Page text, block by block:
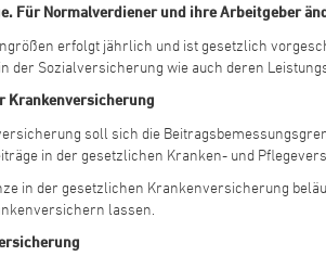
Für Normalverdiener und ihre Arbeitgeber
erfolgt jährlich und ist gesetzlich
der Sozialversicherung wie auch deren
Krankenversicherung
soll sich die
in der gesetzlichen Kranken- und
in der gesetzlichen Krankenversicherung
lassen.